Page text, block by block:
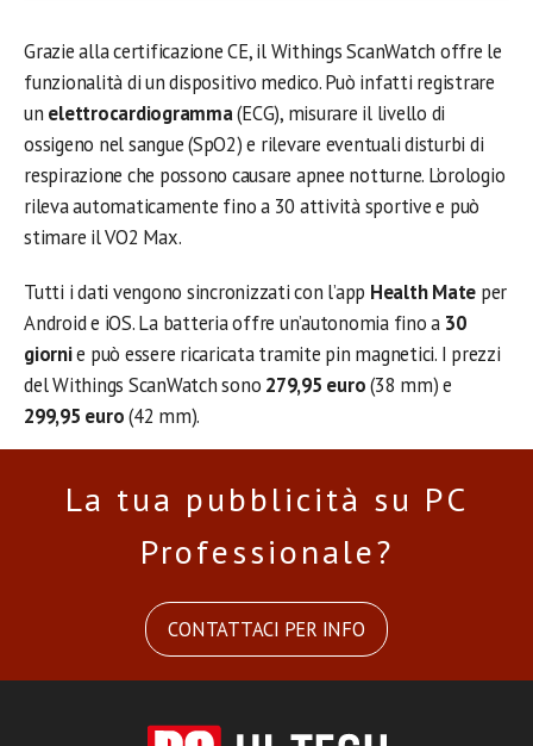
Grazie alla certificazione CE, il Withings ScanWatch offre le
funzionalità di un dispositivo medico. Può infatti registrare
un elettrocardiogramma(ECG), misurare il livello di
ossigeno nel sangue (SpO2) e rilevare eventuali disturbi di
respirazione che possono causare apnee notturne. L’orologio
rileva automaticamente fino a 30 attività sportive e può
stimare il VO2 Max.
Tutti i dati vengono sincronizzati con l’app Health Mate per
Android e iOS. La batteria offre un’autonomia fino a 30
giornie può essere ricaricata tramite pin magnetici. I prezzi
del Withings ScanWatch sono 279,95 euro(38 mm) e
299,95 euro(42 mm).
La tua pubblicità su PC
Professionale?
CONTATTACI PER INFO